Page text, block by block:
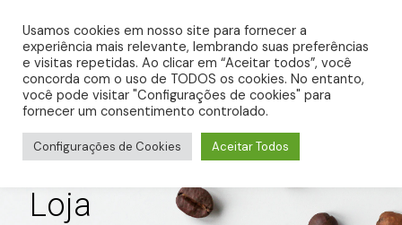
R$ 0,00
Loja
Usamos cookies em nosso site para fornecer a
experiência mais relevante, lembrando suas preferências
e visitas repetidas. Ao clicar em “Aceitar todos”, você
concorda com o uso de TODOS os cookies. No entanto,
você pode visitar "Configurações de cookies" para
fornecer um consentimento controlado.
Configurações de Cookies Aceitar Todos